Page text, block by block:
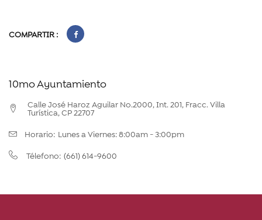
COMPARTIR :
10mo Ayuntamiento
Calle José Haroz Aguilar No.2000, Int. 201, Fracc. Villa
Turística, CP 22707
Horario: Lunes a Viernes: 8:00am - 3:00pm
Télefono: (661) 614-9600